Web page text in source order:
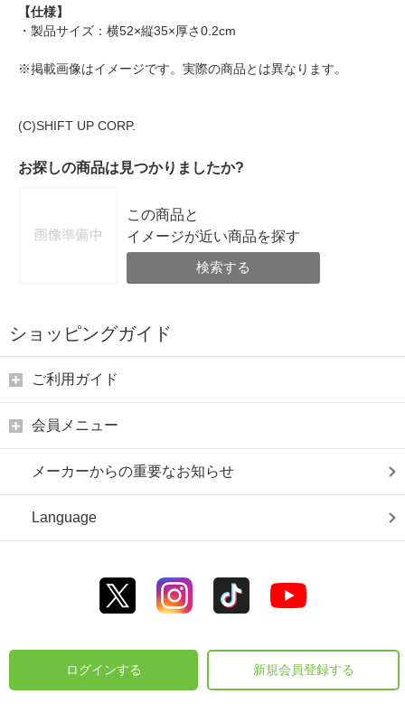
【仕様】
・製品サイズ：横52×縦35×厚さ0.2cm
※掲載画像はイメージです。実際の商品とは異なります。
(C)SHIFT UP CORP.
お探しの商品は見つかりましたか?
この商品と
イメージが近い商品を探す
検索する
ショッピングガイド
ご利用ガイド
会員メニュー
メーカーからの重要なお知らせ
Language
ログインする 新規会員登録する